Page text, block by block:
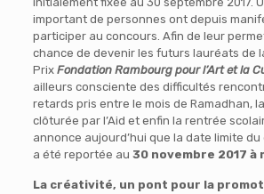
important de personnes ont depuis
participer au concours. Afin de leur
chance de devenir les futurs lauréats de
Prix Fondation Rambourg pour l’Art et la
ailleurs consciente des difficultés
retards pris entre le mois de Ramadhan,
clôturée par l’Aid et enfin la rentrée
annonce aujourd’hui que la date limite
a été reportée au 30 novembre 2017 à
La créativité, un pont pour la